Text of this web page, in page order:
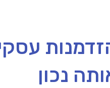
נכון